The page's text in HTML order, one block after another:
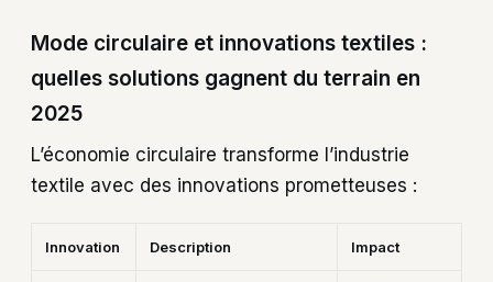
Mode circulaire et innovations textiles :
quelles solutions gagnent du terrain en
2025
L’économie circulaire transforme l’industrie
textile avec des innovations prometteuses :
Innovation Description Impact